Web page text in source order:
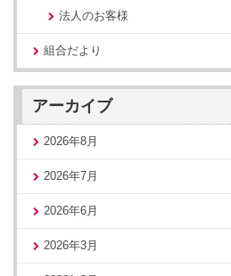
法人のお客様
組合だより
アーカイブ
2026年8月
2026年7月
2026年6月
2026年3月